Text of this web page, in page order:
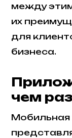
между
их
для
бизнеса.
чем
Мобильная